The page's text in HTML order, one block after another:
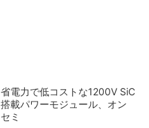
省電力で低コストな1200V SiC
搭載パワーモジュール、オン
セミ